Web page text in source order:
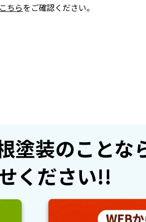
ちらをご確認ください。
塗装のことな
ください!!